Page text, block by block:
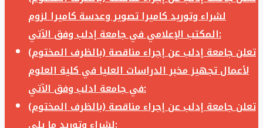
لشراء وتوريد كاميرا تصوير وعدسة كاميرا لزوم
المكتب الإعلامي في جامعة إدلب وفق الآتي:
تعلن جامعة إدلب عن إجراء مناقصة (بالظرف المختوم)
لأعمال تجهيز مخبر الدراسات العليا في كلية العلوم
في جامعة ادلب وفق الآتي:
تعلن جامعة إدلب عن إجراء مناقصة (بالظرف المختوم)